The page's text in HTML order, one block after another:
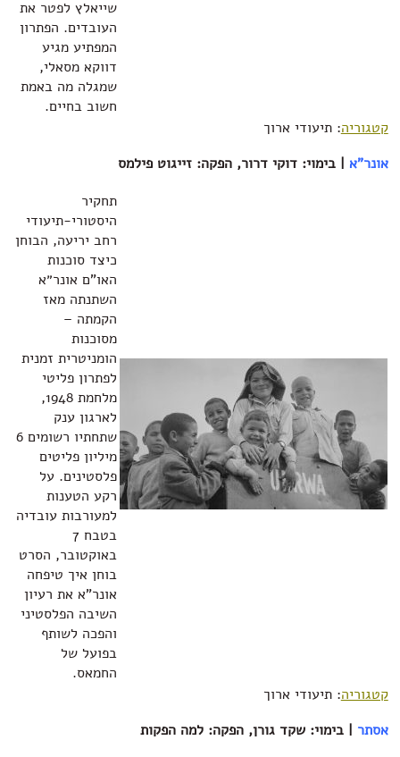
שייאלץ לפטר את
העובדים. הפתרון
המפתיע מגיע
דווקא מסאלי,
שמגלה מה באמת
חשוב בחיים.
קטגוריה: תיעודי ארוך
אונר"א | בימוי: דוקי דרור, הפקה: זייגוט פילמס
תחקיר
היסטורי-תיעודי
רחב יריעה, הבוחן
כיצד סוכנות
האו"ם אונר״א
השתנתה מאז
הקמתה –
מסוכנות
הומניטרית זמנית
לפתרון פליטי
מלחמת 1948,
לארגון ענק
שתחתיו רשומים 6
מיליון פליטים
פלסטינים. על
רקע הטענות
למעורבות עובדיה
בטבח 7
באוקטובר, הסרט
בוחן איך טיפחה
אונר"א את רעיון
השיבה הפלסטיני
והפכה לשותף
בפועל של
החמאס.
קטגוריה: תיעודי ארוך
אסתר | בימוי: שקד גורן, הפקה: למה הפקות